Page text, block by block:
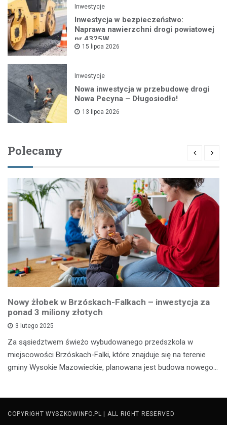
Inwestycje
Inwestycja w bezpieczeństwo:
Naprawa nawierzchni drogi powiatowej
nr 4325W
15 lipca 2026
Inwestycje
Nowa inwestycja w przebudowę drogi
Nowa Pecyna – Długosiodło!
13 lipca 2026
Polecamy
Nowy żłobek w Brzóskach-Falkach – inwestycja za
ponad 3 miliony złotych
3 lutego 2025
Za sąsiedztwem świeżo wybudowanego przedszkola w
miejscowości Brzóskach-Falki, które znajduje się na terenie
gminy Wysokie Mazowieckie, planowana jest budowa nowego…
COPYRIGHT WYSZKOWINFO.PL | ALL RIGHT RESERVED